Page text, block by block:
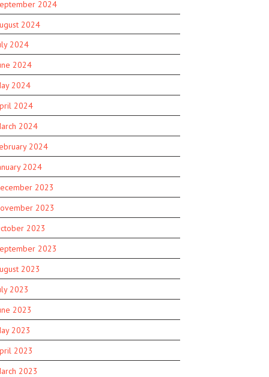
2024
2024
2024
2024
2024
2024
2024
2024
2024
2023
2023
2023
2023
2023
2023
2023
2023
2023
2023